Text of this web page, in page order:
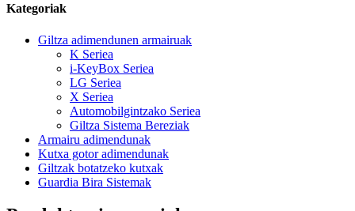
Kategoriak
Giltza adimendunen armairuak
K Seriea
i-KeyBox Seriea
LG Seriea
X Seriea
Automobilgintzako Seriea
Giltza Sistema Bereziak
Armairu adimendunak
Kutxa gotor adimendunak
Giltzak botatzeko kutxak
Guardia Bira Sistemak